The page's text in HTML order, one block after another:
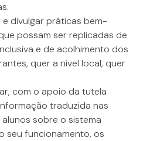
divulgar práticas bem-
possam ser replicadas de
e de acolhimento dos
quer a nível local, quer
com o apoio da tutela
traduzida nas
sobre o sistema
seu funcionamento, os